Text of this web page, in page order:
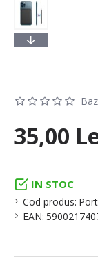
IN STOC
Cod produs:
EAN:
35,00